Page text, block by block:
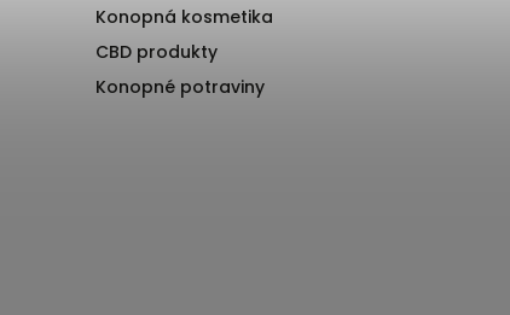
Konopná kosmetika
CBD produkty
Konopné potraviny